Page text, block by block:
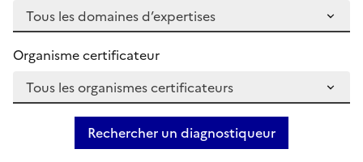
Organisme certificateur
Rechercher un diagnostiqueur